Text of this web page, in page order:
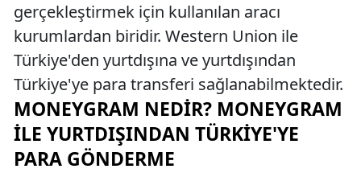
gerçekleştirmek için kullanılan aracı
kurumlardan biridir. Western Union ile
Türkiye'den yurtdışına ve yurtdışından
Türkiye'ye para transferi sağlanabilmektedir.
MONEYGRAM NEDIR? MONEYGRAM
İLE YURTDIŞINDAN TÜRKIYE'YE
PARA GÖNDERME